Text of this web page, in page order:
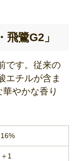
鷺G2」
です。従来の
エチルが含ま
やかな香り
16%
＋1